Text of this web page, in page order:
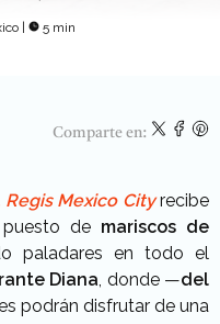
| 5 min
Comparte en:
Regis Mexico Cityrecibe
de mariscos de
paladares en todo el
Diana , donde —del
podrán disfrutar de una